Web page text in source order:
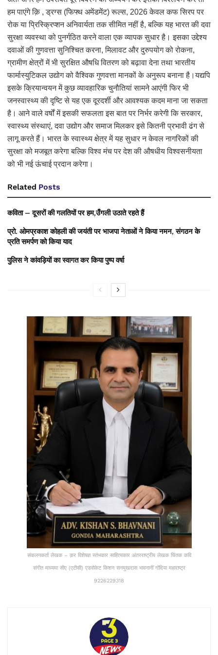
हम पाएंगे क़ि , ड्रग्स (फिफ्थ अमेंडमेंट) रूल्स, 2026 केवल कफ सिरप पर
रोक या प्रिस्क्रिप्शन अनिवार्यता तक सीमित नहीं है, बल्कि यह भारत की दवा
सुरक्षा व्यवस्था को पुनर्गठित करने वाला एक व्यापक सुधार है। इसका उद्देश्य
दवाओं की गुणवत्ता सुनिश्चित करना, मिलावट और दुरुपयोग को रोकना,
ग्रामीण क्षेत्रों में भी सुरक्षित औषधि वितरण को बढ़ावा देना तथा भारतीय
फार्मास्युटिकल उद्योग को वैश्विक गुणवत्ता मानकों के अनुरूप बनाना है।यद्यपि
इसके क्रियान्वयन में कुछ व्यावहारिक चुनौतियां सामने आएंगी फिर भी
जनस्वास्थ्य की दृष्टि से यह एक दूरदर्शी और आवश्यक कदम माना जा सकता
है। आने वाले वर्षों में इसकी सफलता इस बात पर निर्भर करेगी कि सरकार,
स्वास्थ्य संस्थाएं, दवा उद्योग और समाज मिलकर इसे कितनी प्रभावी ढंग से
लागू करते हैं। भारत के स्वास्थ्य क्षेत्र में यह सुधार न केवल नागरिकों की
सुरक्षा को मजबूत करेगा बल्कि विश्व मंच पर देश की औषधीय विश्वसनीयता
को भी नई ऊंचाई प्रदान करेगा।
Related Posts
कविता – दूसरों की गलतियों पर हम,उँगली उठाते रहते हैं
प्रो. ओमप्रकाश कोहली की जयंती पर भाजपा नेताओं ने किया नमन, संगठन के
प्रति समर्पण को किया याद
पुलिस ने कांवड़ियों का स्वागत कर किया पुष्प वर्षा
संकलनकर्ता लेखक – क़र विशेषज्ञ स्तंभकार साहित्यकार अंतरराष्ट्रीय लेखक चिंतक कवि
संगीत माध्यमा सीए (एटीसी) एडवोकेट किशन सनमुखदास भावनानीं गोंदिया महाराष्ट्र
9226229318